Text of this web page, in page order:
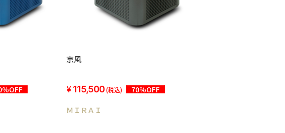
京風
115,500(税込) 70%OFF
ＭＩＲＡＩ